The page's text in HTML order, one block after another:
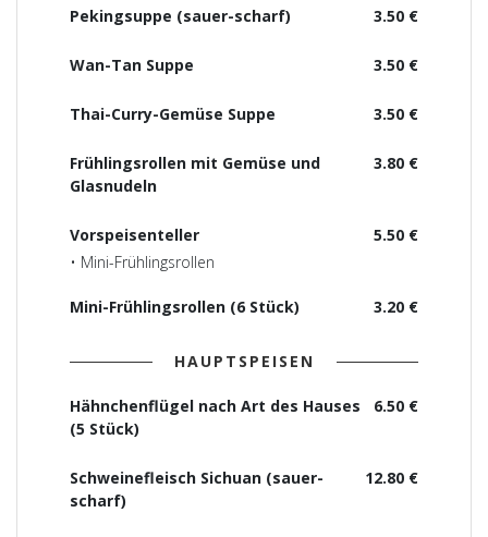
3.50 €
Pekingsuppe (sauer-scharf)
3.50 €
Wan-Tan Suppe
3.50 €
Thai-Curry-Gemüse Suppe
3.80 €
Frühlingsrollen mit Gemüse und
Glasnudeln
5.50 €
Vorspeisenteller
• Mini-Frühlingsrollen
3.20 €
Mini-Frühlingsrollen (6 Stück)
HAUPTSPEISEN
6.50 €
Hähnchenflügel nach Art des Hauses
(5 Stück)
12.80 €
Schweinefleisch Sichuan (sauer-
scharf)